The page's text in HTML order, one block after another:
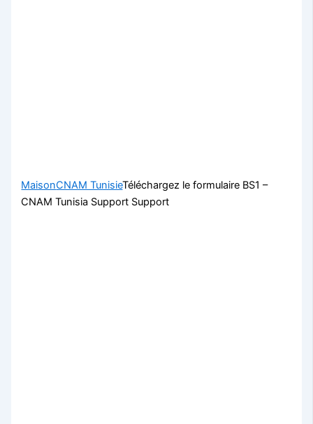
MaisonCNAM TunisieTéléchargez le formulaire BS1 –
CNAM Tunisia Support Support